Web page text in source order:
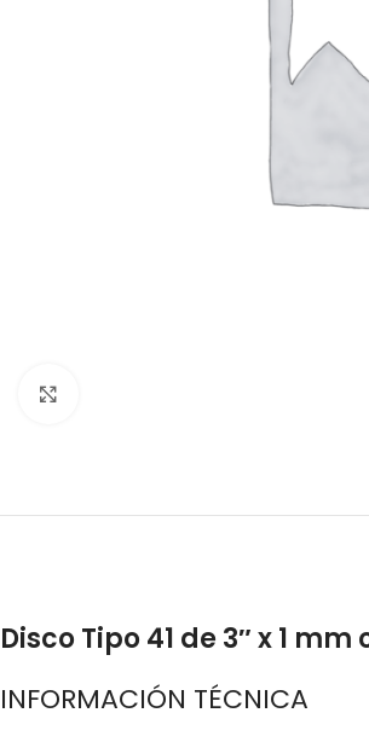
Disco Tipo 41 de 3″ x 1
INFORMACIÓN TÉCNICA